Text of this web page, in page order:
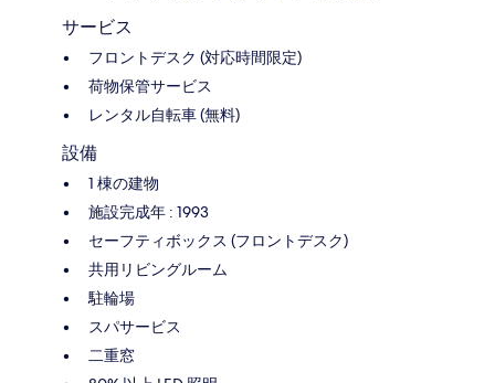
サービス
フロントデスク (対応時間限定)
荷物保管サービス
レンタル自転車 (無料)
設備
1 棟の建物
施設完成年 : 1993
セーフティボックス (フロントデスク)
共用リビングルーム
駐輪場
スパサービス
二重窓